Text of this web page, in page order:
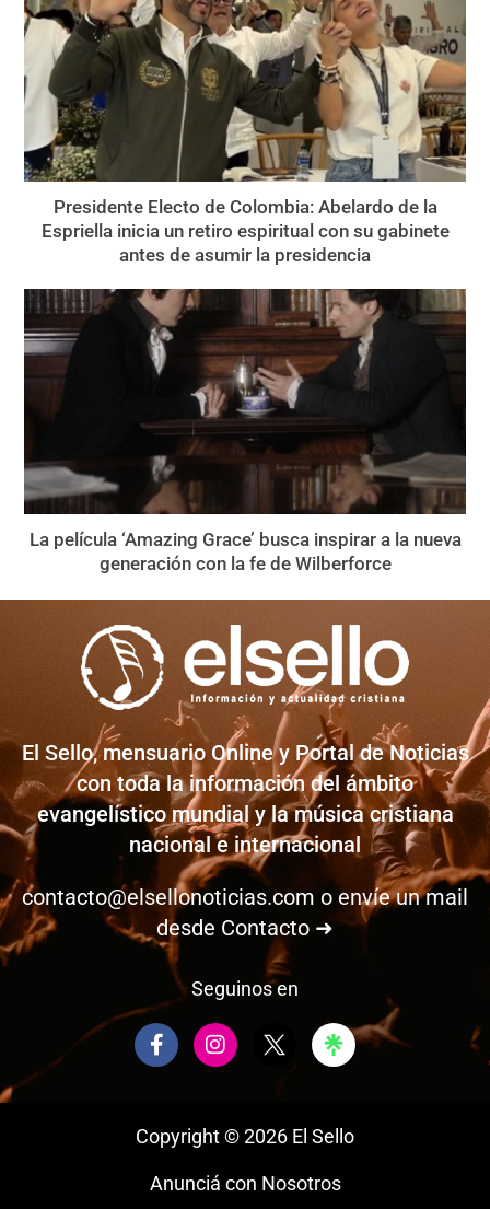
Presidente Electo de Colombia: Abelardo de la
Espriella inicia un retiro espiritual con su gabinete
antes de asumir la presidencia
La película ‘Amazing Grace’ busca inspirar a la nueva
generación con la fe de Wilberforce
El Sello, mensuario Online y Portal de Noticias
con toda la información del ámbito
evangelístico mundial y la música cristiana
nacional e internacional
contacto@elsellonoticias.com o envíe un mail
desde Contacto ➜
Seguinos en
F
a
o
k
I
n
g
a
Copyright © 2026 El Sello
Anunciá con Nosotros